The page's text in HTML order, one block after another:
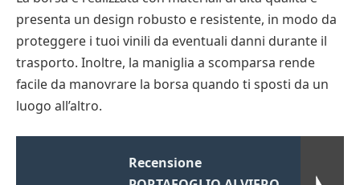
presenta un design robusto e resistente, in modo da
proteggere i tuoi vinili da eventuali danni durante il
trasporto. Inoltre, la maniglia a scomparsa rende
facile da manovrare la borsa quando ti sposti da un
luogo all’altro.
Recensione